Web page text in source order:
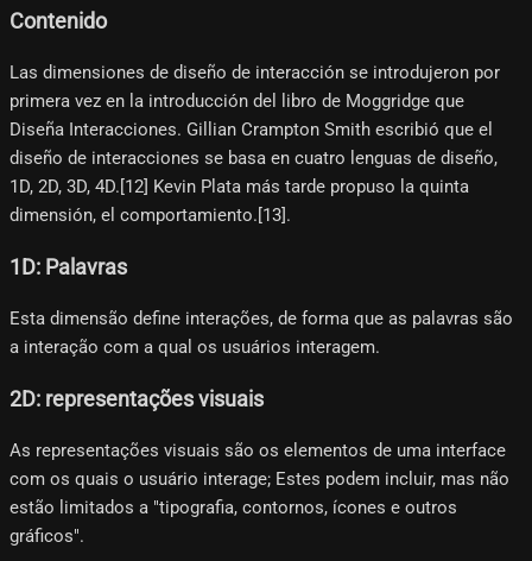
Contenido
Las dimensiones de diseño de interacción se introdujeron por
primera vez en la introducción del libro de Moggridge que
Diseña Interacciones. Gillian Crampton Smith escribió que el
diseño de interacciones se basa en cuatro lenguas de diseño,
1D, 2D, 3D, 4D.[12]​ Kevin Plata más tarde propuso la quinta
dimensión, el comportamiento.[13]​.
1D: Palavras
Esta dimensão define interações, de forma que as palavras são
a interação com a qual os usuários interagem.
2D: representações visuais
As representações visuais são os elementos de uma interface
com os quais o usuário interage; Estes podem incluir, mas não
estão limitados a "tipografia, contornos, ícones e outros
gráficos".